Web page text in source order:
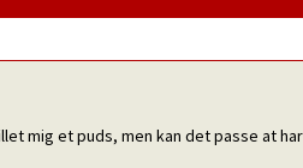
mig et puds, men kan det passe at